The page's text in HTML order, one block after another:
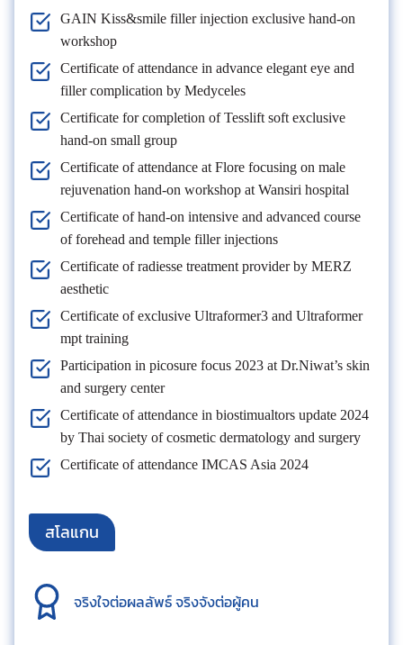
GAIN Kiss&smile filler injection exclusive hand-on
workshop
Certificate of attendance in advance elegant eye and
filler complication by Medyceles
Certificate for completion of Tesslift soft exclusive
hand-on small group
Certificate of attendance at Flore focusing on male
rejuvenation hand-on workshop at Wansiri hospital
Certificate of hand-on intensive and advanced course
of forehead and temple filler injections
Certificate of radiesse treatment provider by MERZ
aesthetic
Certificate of exclusive Ultraformer3 and Ultraformer
mpt training
Participation in picosure focus 2023 at Dr.Niwat’s skin
and surgery center
Certificate of attendance in biostimualtors update 2024
by Thai society of cosmetic dermatology and surgery
Certificate of attendance IMCAS Asia 2024
สโลแกน
จริงใจต่อผลลัพธ์ จริงจังต่อผู้คน